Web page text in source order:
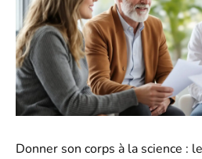
Donner son corps à la science :